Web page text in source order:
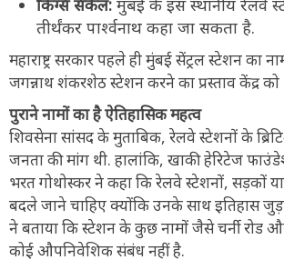
तीर्थंकर पार्श्वनाथ कहा जा सकता है.
महाराष्ट्र सरकार पहले ही मुंबई सेंट्रल स्टेशन का
जगन्नाथ शंकरशेठ स्टेशन करने का प्रस्ताव केंद्र
पुराने नामों का है ऐतिहासिक महत्व
शिवसेना सांसद के मुताबिक, रेलवे स्टेशनों के
जनता की मांग थी. हालांकि, खाकी हेरिटेज
भरत गोथोस्कर ने कहा कि रेलवे स्टेशनों, सड़कों या
बदले जाने चाहिए क्योंकि उनके साथ इतिहास
ने बताया कि स्टेशन के कुछ नामों जैसे चर्नी रोड
कोई औपनिवेशिक संबंध नहीं है.